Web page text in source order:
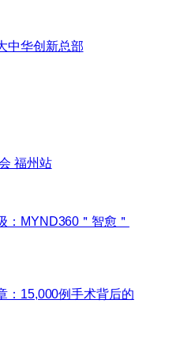
中华创新总部
福州站
：MYND360＂智愈＂
：15,000例手术背后的